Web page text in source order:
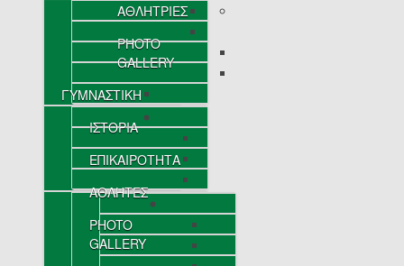
ΑΘΛΗΤΡΙΕΣ
PHOTO
GALLERY
ΓΥΜΝΑΣΤΙΚΗ
ΙΣΤΟΡΙΑ
ΕΠΙΚΑΙΡΟΤΗΤΑ
ΑΘΛΗΤΕΣ
PHOTO
GALLERY